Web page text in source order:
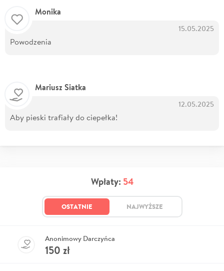
Monika
15.05.2025
Powodzenia
Mariusz Siatka
12.05.2025
Aby pieski trafiały do ciepełka!
Wpłaty: 54
OSTATNIE NAJWYŻSZE
Anonimowy Darczyńca
150 zł